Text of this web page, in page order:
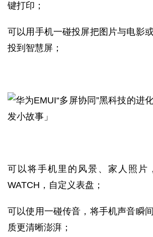
键打印；
可以用手机一碰投屏把图片与电影
投到智慧屏；
可以将手机里的风景、家人照片
WATCH，自定义表盘；
可以使用一碰传音，将手机声音瞬
质更清晰澎湃；